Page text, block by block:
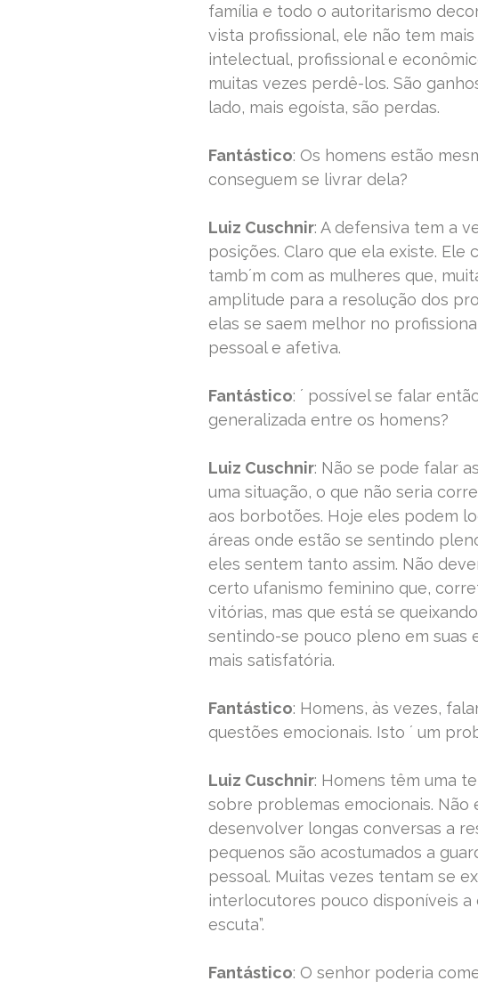
família e todo o autoritarismo
vista profissional, ele não tem
intelectual, profissional e
muitas vezes perdê-los. São
lado, mais egoísta, são perdas.
Fantástico: Os homens estão
conseguem se livrar dela?
Luiz Cuschnir: A defensiva tem a
posições. Claro que ela existe. Ele
tamb´m com as mulheres que,
amplitude para a resolução dos
elas se saem melhor no
pessoal e afetiva.
Fantástico: ´ possível se falar
generalizada entre os homens?
Luiz Cuschnir: Não se pode falar
uma situação, o que não seria
aos borbotões. Hoje eles podem
áreas onde estão se sentindo
eles sentem tanto assim. Não
certo ufanismo feminino que,
vitórias, mas que está se
sentindo-se pouco pleno em suas
mais satisfatória.
Fantástico: Homens, às vezes,
questões emocionais. Isto ´ um
Luiz Cuschnir: Homens têm uma
sobre problemas emocionais. Não
desenvolver longas conversas a
pequenos são acostumados a
pessoal. Muitas vezes tentam se
interlocutores pouco disponíveis a
escuta”.
Fantástico: O senhor poderia